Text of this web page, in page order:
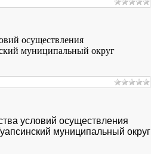
осуществления
муниципальный округ
условий осуществления
муниципальный округ